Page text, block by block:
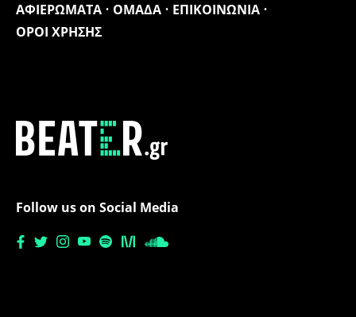
ΑΦΙΕΡΩΜΑΤΑ ΟΜΑΔΑ
ΕΠΙΚΟΙΝΩΝΙΑ
ΟΡΟΙ ΧΡΗΣΗΣ
Follow us on Social Media